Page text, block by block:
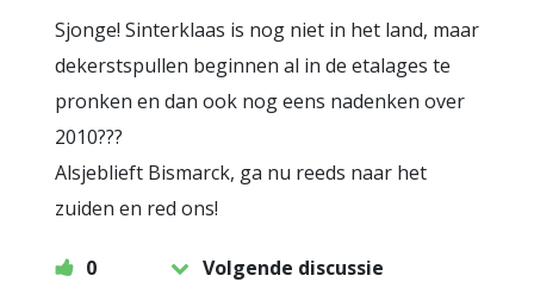
Sjonge! Sinterklaas is nog niet in het land, maar
dekerstspullen beginnen al in de etalages te
pronken en dan ook nog eens nadenken over
2010???
Alsjeblieft Bismarck, ga nu reeds naar het
zuiden en red ons!
0
Volgende discussie